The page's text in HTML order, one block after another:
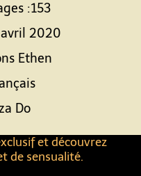
et découvrez
de sensualité.
:153
2020
Ethen
Do